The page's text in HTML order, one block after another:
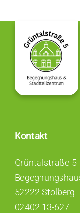
Kontakt
Grüntalstraße 5
52222 Stolberg
02402 13-627